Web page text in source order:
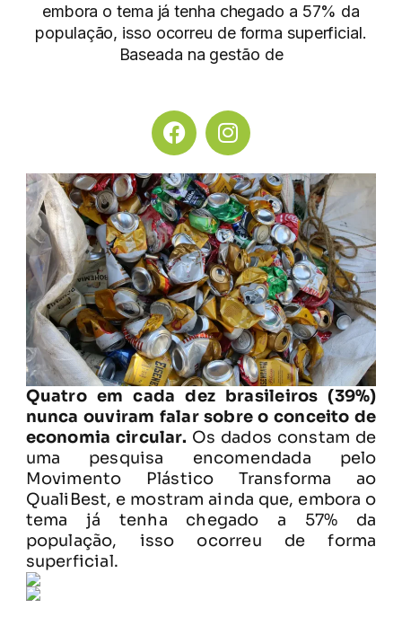
embora o tema já tenha chegado a 57% da
população, isso ocorreu de forma superficial.
Baseada na gestão de
Quatro em cada dez brasileiros (39%)
nunca ouviram falar sobre o conceito de
economia circular. Os dados constam de
uma pesquisa encomendada pelo
Movimento Plástico Transforma ao
QualiBest, e mostram ainda que, embora o
tema já tenha chegado a 57% da
população, isso ocorreu de forma
superficial.